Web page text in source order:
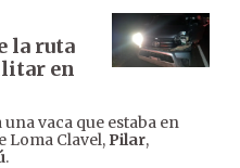
la ruta
en
vaca que estaba en
Loma Clavel, Pilar,
.